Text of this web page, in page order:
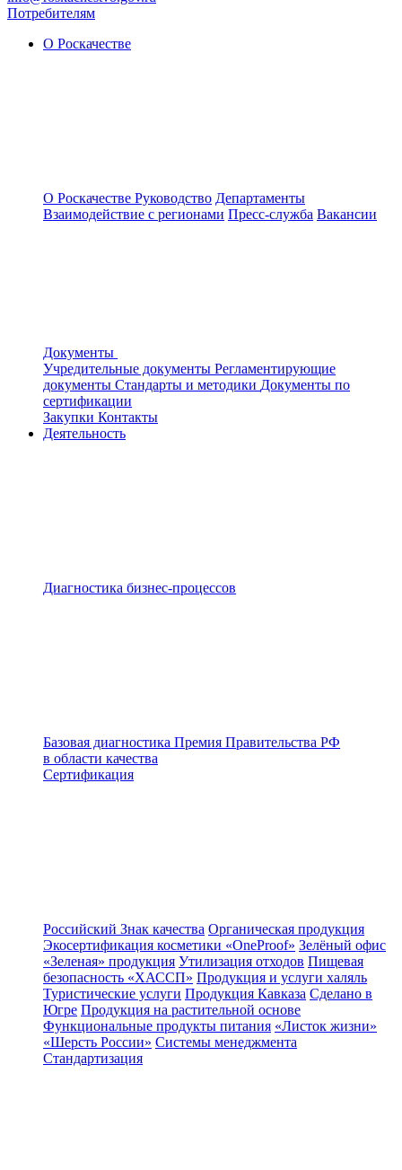
Потребителям
О Роскачестве
О Роскачестве Руководство Департаменты
Взаимодействие с регионами Пресс-служба Вакансии
Документы
Учредительные документы Регламентирующие
документы Стандарты и методики Документы по
сертификации
Закупки Контакты
Деятельность
Диагностика бизнес-процессов
Базовая диагностика Премия Правительства РФ
в области качества
Сертификация
Российский Знак качества Органическая продукция
Экосертификация косметики «OneProof» Зелёный офис
«Зеленая» продукция Утилизация отходов Пищевая
безопасность «ХАССП» Продукция и услуги халяль
Туристические услуги Продукция Кавказа Сделано в
Югре Продукция на растительной основе
Функциональные продукты питания «Листок жизни»
«Шерсть России» Системы менеджмента
Стандартизация